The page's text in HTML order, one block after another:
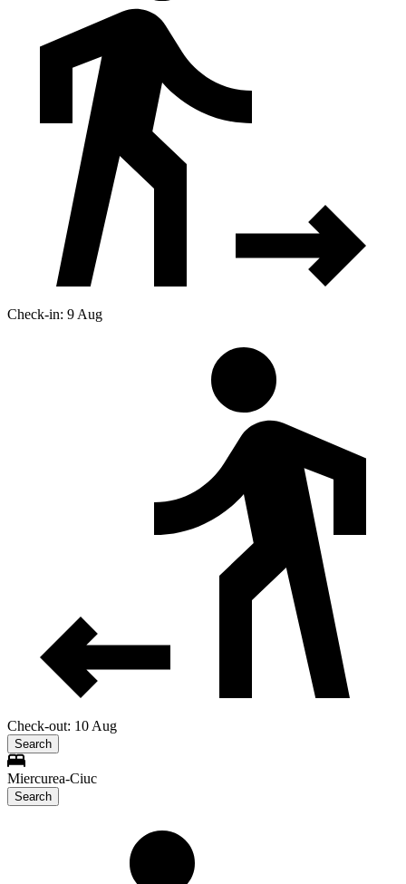
Check-in: 9 Aug
Check-out: 10 Aug
Search
Miercurea-Ciuc
Search